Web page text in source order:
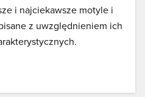
i najciekawsze motyle i
z uwzględnieniem ich